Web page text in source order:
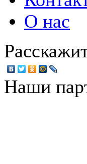
О нас
Наши